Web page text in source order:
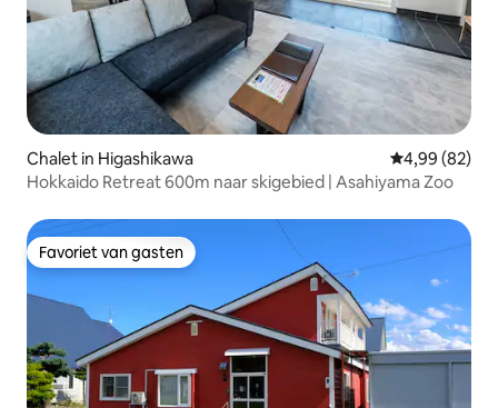
Chalet in Higashikawa Gemiddelde
4,99 (82)
Hokkaido Retreat 600m naar skigebied | Asahiyama Zoo
Favoriet van gasten
Favoriet van gasten